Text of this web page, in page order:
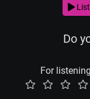
Do
For listening